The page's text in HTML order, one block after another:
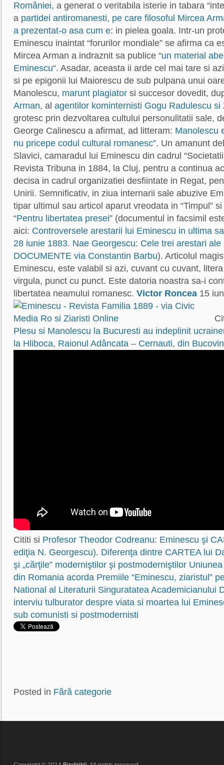
României, a generat o veritabila isterie in tabara
a partidei antiromanesti, pe care filosoful Mircea
a prezentat-o asa cum e: in pielea goala. Intr-un
Eminescu inaintat “forurilor mondiale” se afirma ca
Mircea Arman a indraznit sa publice “un material
Eminescu“. Asadar, aceasta ii arde cel mai tare si
si pe epigonii lui Maiorescu de sub pulpana unui
Manolescu, marunt plagiator si succesor dovedit,
Arman, al agentilor kominternisti Gogu Radulescu si
grotesc prin dezvoltarea cultului personulitatii sale,
George Calinescu a afirmat, ad litteram: Manolescu
nu pricepe codul cultural romanesc”. Un amanunt
Slavici, camaradul lui Eminescu din cadrul
Revista Tribuna in 1884, la Cluj, pentru a continua
decisa in cadrul organizatiei desfiintate in Regat,
Unirii. Semnificativ, in ziua internarii sale abuzive
tipar ultimul sau articol aparut vreodata in “Timpul”
“Pentru libertatea presei” (documentul in facsimil
aici: Controversele arestarii lui Eminescu in ultima
28 iunie 1883. Nae Georgescu: Cele trei arestari
DOCUMENTE via Constantin Barbu). Articolul
Eminescu, este valabil si azi, cuvant cu cuvant,
virgula, punct cu punct. Este datoria noastra sa-i
libertatea neamului romanesc. Victor Roncea 15
Plesu si Manolescu la Bucuresti au indeplinit
la Hliboca, Raionul Adâncata – Cernauti, din
Cititi si Profesor Theodor Codreanu: Eminescu şi
ediţia N. Georgescu). Diferenţa dintre CARTEA lui
şi „cărţile” moderniştilor şi postmoderniştilor
din Romania acorda Premiile “Eminescu, ziaristul”
National al Literaturii Singuratatea Academicianului
interviu tulburator despre viata si moartea lui
sub comunisti si postmodernisti
Posted in Fără categorie